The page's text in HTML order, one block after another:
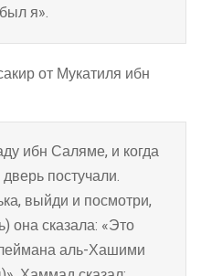
я».
от Мукатиля ибн
ибн Саляме, и когда
постучали.
выйди и посмотри,
она сказала: «Это
аль-Хашими